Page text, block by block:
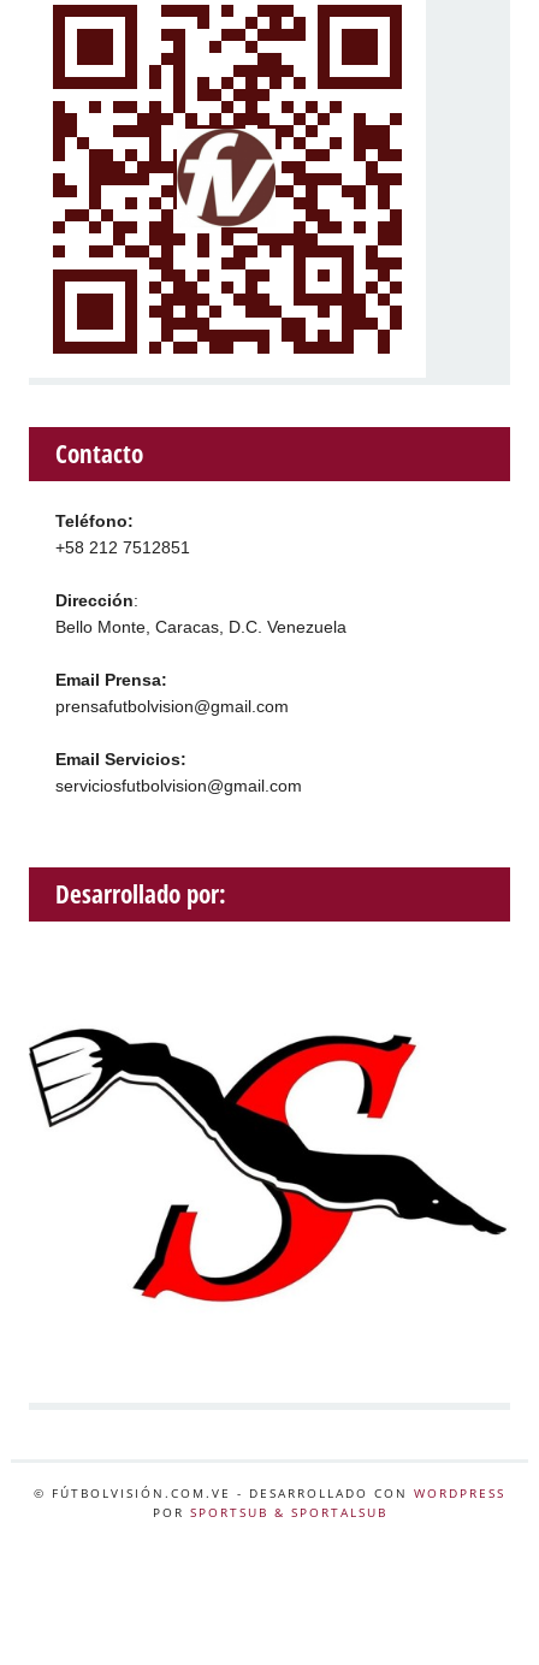
Contacto
Teléfono:
+58 212 7512851
Dirección:
Bello Monte, Caracas, D.C. Venezuela
Email Prensa:
prensafutbolvision@gmail.com
Email Servicios:
serviciosfutbolvision@gmail.com
Desarrollado por:
© FÚTBOLVISIÓN.COM.VE - DESARROLLADO CON WORDPRESS
POR SPORTSUB & SPORTALSUB